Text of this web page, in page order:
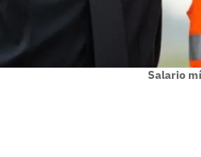
Salario